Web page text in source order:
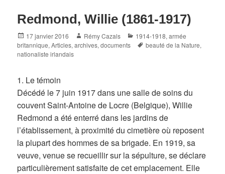
Redmond, Willie (1861-1917)
Posted
on
17 janvier 2016 Author
Rémy Cazals Categories
1914-1918,armée
britannique,Articles, archives, documents Tags
beauté de la Nature,
nationaliste irlandais
1. Le témoin
Décédé le 7 juin 1917 dans une salle de soins du
couvent Saint-Antoine de Locre (Belgique), Willie
Redmond a été enterré dans les jardins de
l’établissement, à proximité du cimetière où reposent
la plupart des hommes de sa brigade. En 1919, sa
veuve, venue se recueillir sur la sépulture, se déclare
particulièrement satisfaite de cet emplacement. Elle